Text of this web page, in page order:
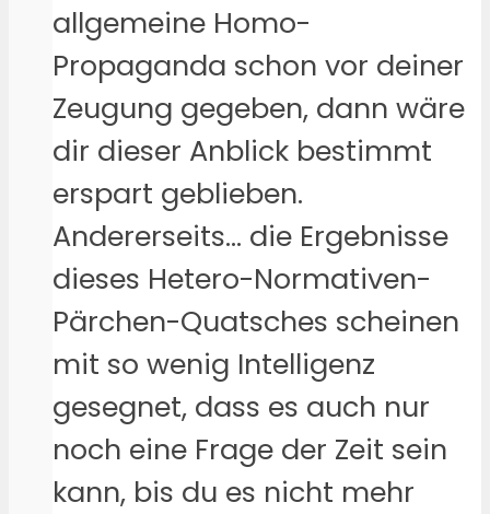
allgemeine Homo-
Propaganda schon vor deiner
Zeugung gegeben, dann wäre
dir dieser Anblick bestimmt
erspart geblieben.
Andererseits… die Ergebnisse
dieses Hetero-Normativen-
Pärchen-Quatsches scheinen
mit so wenig Intelligenz
gesegnet, dass es auch nur
noch eine Frage der Zeit sein
kann, bis du es nicht mehr